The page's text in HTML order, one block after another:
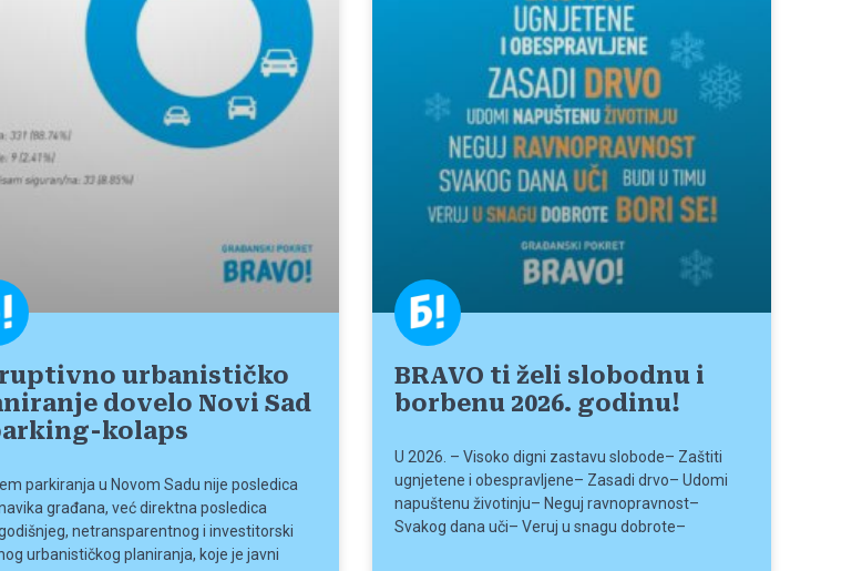
urbanističko
dovelo Novi Sad
kolaps
parkiranja u Novom Sadu nije posledica
građana, već direktna posledica
netransparentnog i investitorski
urbanističkog planiranja, koje je javni
BRAVO ti želi slobodnu i
borbenu 2026. godinu!
U 2026. – Visoko digni zastavu slobode– Zaštiti
ugnjetene i obespravljene– Zasadi drvo– Udomi
napuštenu životinju– Neguj ravnopravnost–
Svakog dana uči– Veruj u snagu dobrote–